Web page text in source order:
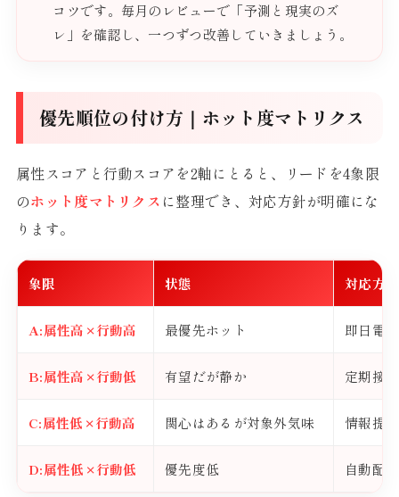
コツです。毎月のレビューで「予測と現実のズ
レ」を確認し、一つずつ改善していきましょう。
優先順位の付け方｜ホット度マトリクス
属性スコアと行動スコアを2軸にとると、リードを4象限
のホット度マトリクス に整理でき、対応方針が明確にな
ります。
象限 状態 対応方針
A:属性高×行動高 最優先ホット 即日電
B:属性高×行動低 有望だが静か 定期接
C:属性低×行動高 関心はあるが対象外気味 情報提
D:属性低×行動低 優先度低 自動配